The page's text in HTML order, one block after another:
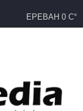
ЕРЕВАН 0 C°